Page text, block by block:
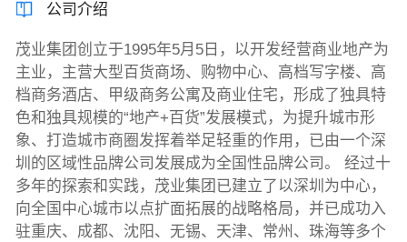
公司介绍
茂业集团创立于1995年5月5日，以开发经营商业地产为
主业，主营大型百货商场、购物中心、高档写字楼、高
档商务酒店、甲级商务公寓及商业住宅，形成了独具特
色和独具规模的“地产+百货”发展模式，为提升城市形
象、打造城市商圈发挥着举足轻重的作用，已由一个深
圳的区域性品牌公司发展成为全国性品牌公司。 经过十
多年的探索和实践，茂业集团已建立了以深圳为中心，
向全国中心城市以点扩面拓展的战略格局，并已成功入
驻重庆、成都、沈阳、无锡、天津、常州、珠海等多个